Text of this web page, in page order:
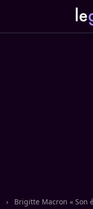
› Brigitte Macron « Son